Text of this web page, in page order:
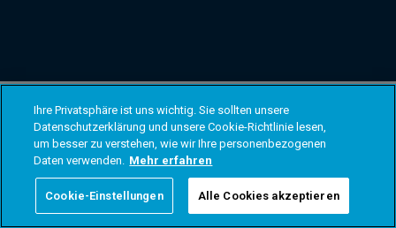
Ihre Privatsphäre ist uns wichtig. Sie sollten unsere
Datenschutzerklärung und unsere Cookie-Richtlinie lesen,
um besser zu verstehen, wie wir Ihre personenbezogenen
Daten verwenden. Mehr erfahren
Cookie-Einstellungen Alle Cookies akzeptieren